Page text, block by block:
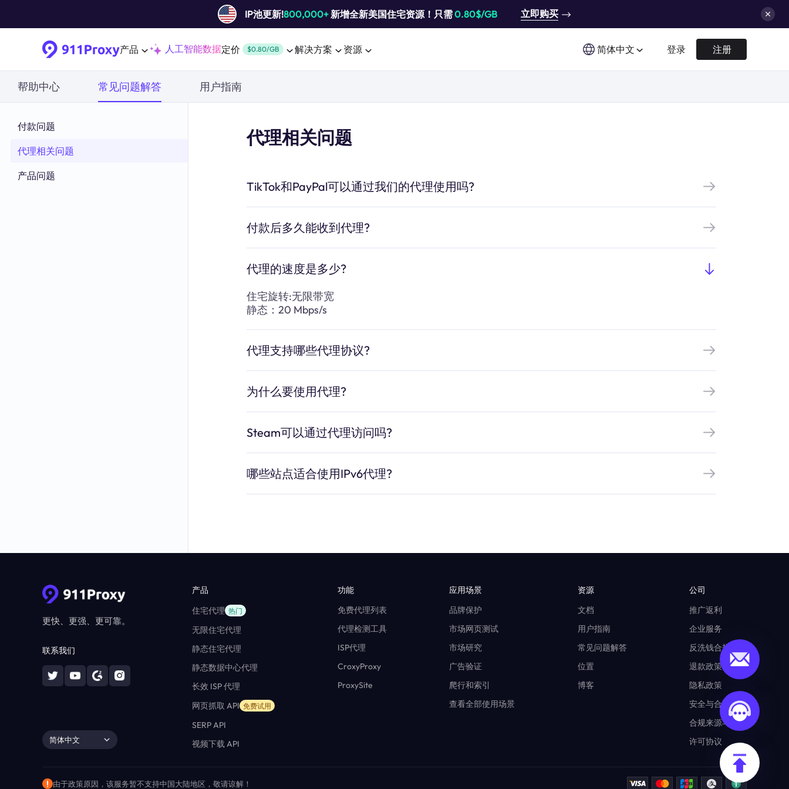
IP池更新!800,000+新增全新美国住宅资源！只需0.80$/GB 立即购买
产品 人工智能数据定价 $0.80/GB 解决方案 资源 简体中文 登录 注册
帮助中心 常见问题解答 用户指南
付款问题
代理相关问题
产品问题
代理相关问题
TikTok和PayPal可以通过我们的代理使用吗?
付款后多久能收到代理?
代理的速度是多少?
住宅旋转:无限带宽
静态：20 Mbps/s
代理支持哪些代理协议?
为什么要使用代理?
Steam可以通过代理访问吗?
哪些站点适合使用IPv6代理?
更快、更强、更可靠。
联系我们
简体中文
产品
住宅代理 热门
无限住宅代理
静态住宅代理
静态数据中心代理
长效 ISP 代理
网页抓取 API 免费试用
SERP API
视频下载 API
功能
免费代理列表
代理检测工具
ISP代理
CroxyProxy
ProxySite
应用场景
品牌保护
市场网页测试
市场研究
广告验证
爬行和索引
查看全部使用场景
资源
文档
用户指南
常见问题解答
位置
博客
公司
推广返利
企业服务
反洗钱合规计划
退款政策
隐私政策
安全与合规
合规来源与使用
许可协议
由于政策原因，该服务暂不支持中国大陆地区，敬请谅解！